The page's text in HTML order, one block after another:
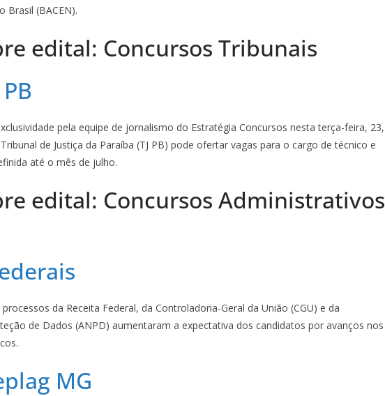
Brasil (BACEN).
edital: Concursos Tribunais
pela equipe de jornalismo do Estratégia Concursos nesta terça-feira, 23,
de Justiça da Paraíba (TJ PB) pode ofertar vagas para o cargo de técnico e
até o mês de julho.
edital: Concursos Administrativos
da Receita Federal, da Controladoria-Geral da União (CGU) e da
de Dados (ANPD) aumentaram a expectativa dos candidatos por avanços nos
MG